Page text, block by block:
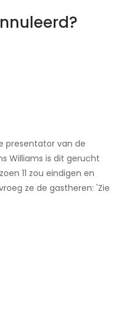
presentator van de
Williams is dit gerucht
11 zou eindigen en
ze de gastheren: 'Zie